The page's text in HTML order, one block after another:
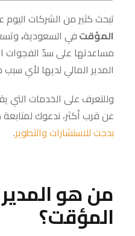
تبحث كثير من الشركات اليوم
المؤقتفي السعودية،
مساعدتها على سدّ الفجوات
المدير المالي لديها لأي
وللتعرف على الخدمات التي
عن قرب أكثر، ندعوك
بدجتللاستشاراتوالتطوير.
من هو
المؤقت؟